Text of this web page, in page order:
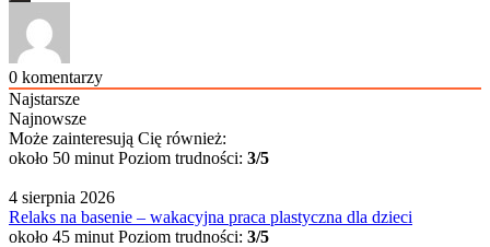
0 komentarzy
Najstarsze
Najnowsze
Może zainteresują Cię również:
około 50 minut Poziom trudności: 3/5
4 sierpnia 2026
Relaks na basenie – wakacyjna praca plastyczna dla dzieci
około 45 minut Poziom trudności: 3/5